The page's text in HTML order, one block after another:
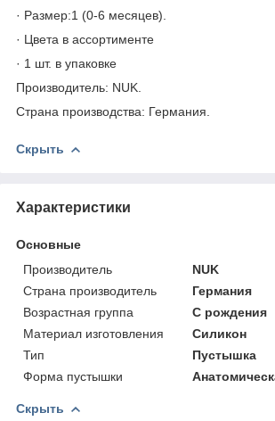
· Размер:1 (0-6 месяцев).
· Цвета в ассортименте
· 1 шт. в упаковке
Производитель: NUK.
Страна производства: Германия.
Скрыть
Характеристики
Основные
Производитель
NUK
Страна производитель
Германия
Возрастная группа
С рождения
Материал изготовления
Силикон
Тип
Пустышка
Форма пустышки
Скрыть